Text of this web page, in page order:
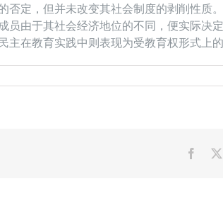
否定，但并未改变其社会制度的剥削性质
员由于其社会经济地位的不同，便实际决
在教育实践中则表现为受教育权形式上